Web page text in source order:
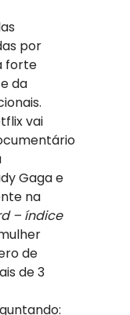
por
forte
da
vai
Gaga e
na
– índice
de
de 3